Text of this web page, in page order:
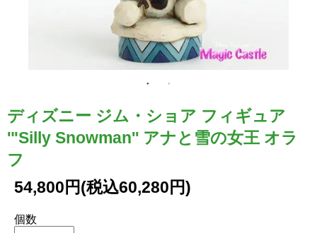
ディズニー ジム・ショア フィギュア
'"Silly Snowman'' アナと雪の女王 オラ
フ
54,800円(税込60,280円)
個数